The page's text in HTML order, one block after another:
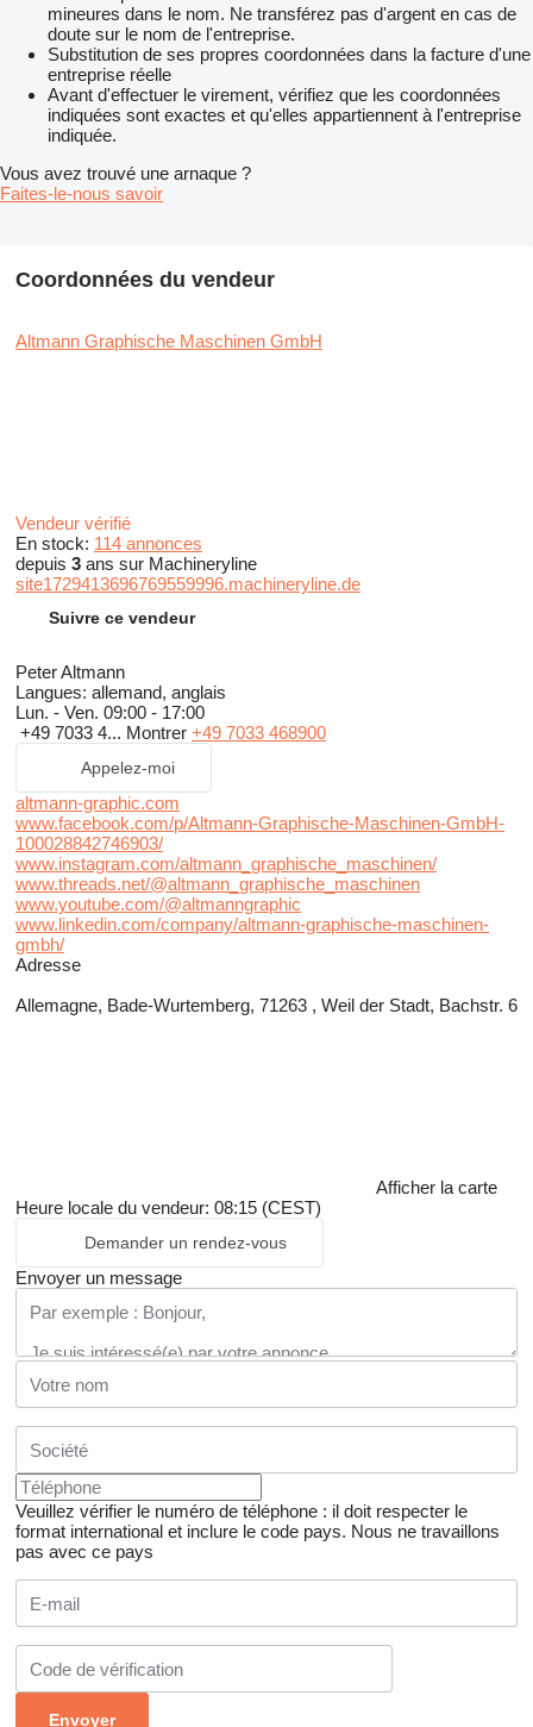
mineures dans le nom. Ne transférez pas d'argent en cas de
doute sur le nom de l'entreprise.
Substitution de ses propres coordonnées dans la facture d'une
entreprise réelle
Avant d'effectuer le virement, vérifiez que les coordonnées
indiquées sont exactes et qu'elles appartiennent à l'entreprise
indiquée.
Vous avez trouvé une arnaque ?
Faites-le-nous savoir
Coordonnées du vendeur
Altmann Graphische Maschinen GmbH
Vendeur vérifié
En stock: 114 annonces
depuis 3 ans sur Machineryline
site1729413696769559996.machineryline.de
Suivre ce vendeur
Peter Altmann
Langues: allemand, anglais
Lun. - Ven. 09:00 - 17:00
+49 7033 4... Montrer +49 7033 468900
Appelez-moi
altmann-graphic.com
www.facebook.com/p/Altmann-Graphische-Maschinen-GmbH-
100028842746903/
www.instagram.com/altmann_graphische_maschinen/
www.threads.net/@altmann_graphische_maschinen
www.youtube.com/@altmanngraphic
www.linkedin.com/company/altmann-graphische-maschinen-
gmbh/
Adresse
Allemagne, Bade-Wurtemberg, 71263 , Weil der Stadt, Bachstr. 6
Afficher la carte
Heure locale du vendeur: 08:15 (CEST)
Demander un rendez-vous
Envoyer un message
Veuillez vérifier le numéro de téléphone : il doit respecter le
format international et inclure le code pays. Nous ne travaillons
pas avec ce pays